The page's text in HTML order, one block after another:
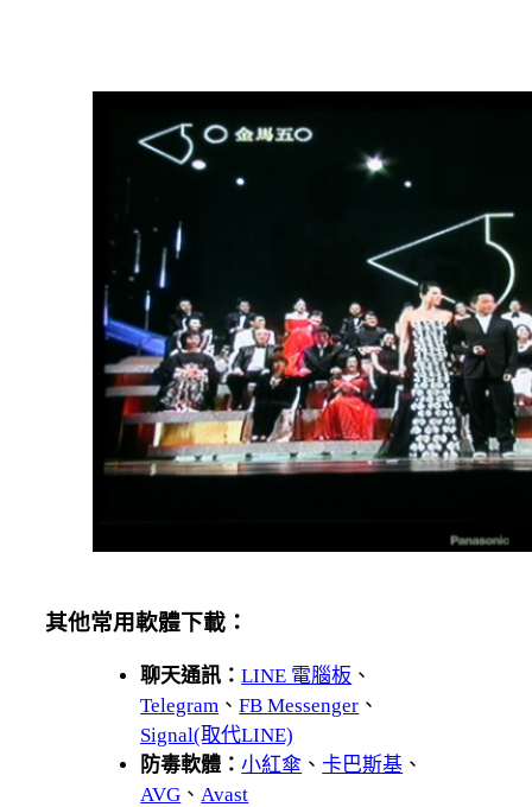
其他常用軟體下載：
聊天通訊：LINE 電腦板 、
Telegram 、FB Messenger 、
Signal(取代LINE)
防毒軟體：小紅傘 、卡巴斯基 、
AVG 、 Avast